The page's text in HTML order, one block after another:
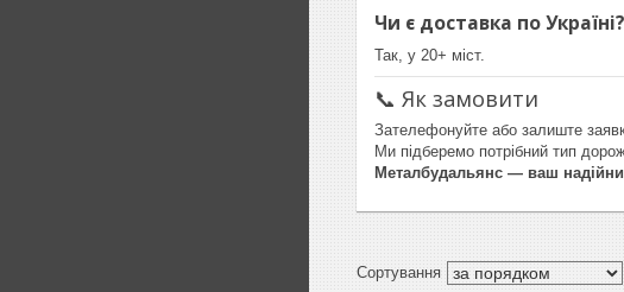
Чи є доставка по Україні?
Так, у 20+ міст.
📞 Як замовити
Зателефонуйте або залиште
Ми підберемо потрібний тип
Металбудальянс — ваш